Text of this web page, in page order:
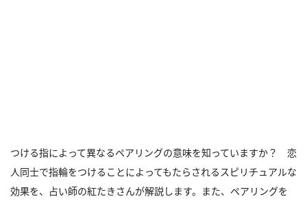
つける指によって異なるペアリングの意味を知っていますか？ 恋
人同士で指輪をつけることによってもたらされるスピリチュアルな
効果を、占い師の紅たきさんが解説します。また、ペアリングを